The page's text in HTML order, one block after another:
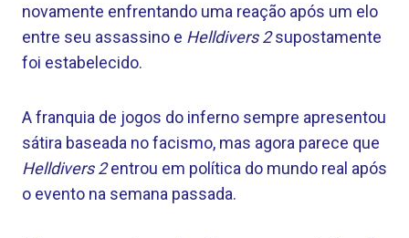
novamente enfrentando uma reação após um elo
entre seu assassino e Helldivers 2supostamente
foi estabelecido.
A franquia de jogos do inferno sempre apresentou
sátira baseada no facismo, mas agora parece que
Helldivers 2entrou em política do mundo real após
o evento na semana passada.